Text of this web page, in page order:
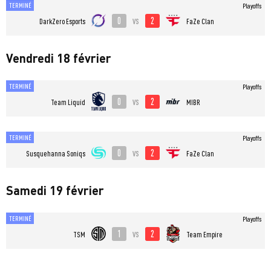
TERMINÉ
DarkZero Esports 0 vs 2 FaZe Clan
Playoffs
Vendredi 18 février
TERMINÉ
Team Liquid 0 vs 2 MIBR
Playoffs
TERMINÉ
Susquehanna Soniqs 0 vs 2 FaZe Clan
Playoffs
Samedi 19 février
TERMINÉ
TSM 1 vs 2 Team Empire
Playoffs